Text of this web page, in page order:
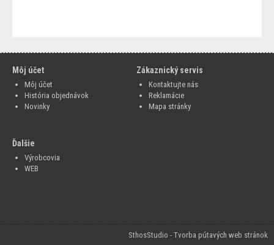
Môj účet
Môj účet
História objednávok
Novinky
Zákaznický servis
Kontaktujte nás
Reklamácie
Mapa stránky
Ďalšie
Výrobcovia
WEB
SthosStudio - Tvorba pútavých web stránok